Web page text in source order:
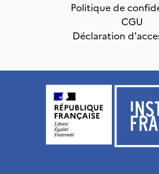
Politique de
CGU
Déclaration